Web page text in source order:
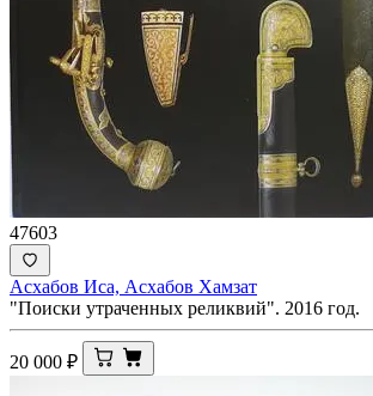
47603
Асхабов Иса, Асхабов Хамзат
"Поиски утраченных реликвий". 2016 год.
20 000 ₽